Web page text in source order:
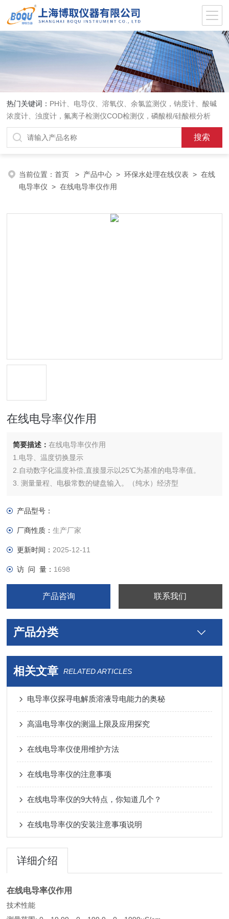
热门关键词： PH计、电导仪、溶氧仪、余氯监测仪，钠度计、酸碱
浓度计、浊度计，氟离子检测仪COD检测仪，磷酸根/硅酸根分析
仪，PH电极、溶氧电极、电导电极
当前位置：首页 > 产品中心 >环保水处理在线仪表 >在线
电导率仪 > 在线电导率仪作用
在线电导率仪作用
简要描述：在线电导率仪作用
1.电导、温度切换显示
2.自动数字化温度补偿,直接显示以25℃为基准的电导率值。
3. 测量量程、电极常数的键盘输入。（纯水）经济型
产品型号：
厂商性质：生产厂家
更新时间： 2025-12-11
访 问 量： 1698
产品咨询 联系我们
产品分类
相关文章 RELATED ARTICLES
电导率仪探寻电解质溶液导电能力的奥秘
高温电导率仪的测温上限及应用探究
在线电导率仪使用维护方法
在线电导率仪的注意事项
在线电导率仪的9大特点，你知道几个？
在线电导率仪的安装注意事项说明
详细介绍
在线电导率仪作用
技术性能